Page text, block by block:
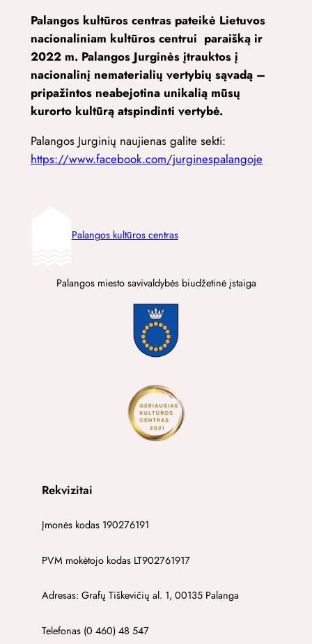
Palangos kultūros centras pateikė Lietuvos
nacionaliniam kultūros centrui paraišką ir
2022 m. Palangos Jurginės įtrauktos į
nacionalinį nematerialių vertybių sąvadą –
pripažintos neabejotina unikalią mūsų
kurorto kultūrą atspindinti vertybė.
Palangos Jurginių naujienas galite sekti:
https://www.facebook.com/jurginespalangoje
Palangos kultūros centras
Palangos miesto savivaldybės biudžetinė įstaiga
Rekvizitai
Įmonės kodas 190276191
PVM mokėtojo kodas LT902761917
Adresas: Grafų Tiškevičių al. 1, 00135 Palanga
Telefonas (0 460) 48 547